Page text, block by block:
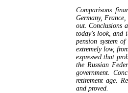
Comparisons
Germany,
out. Conclusions
today's look, and
pension system
extremely low,
expressed that
the Russian
government.
retirement age.
and proved.